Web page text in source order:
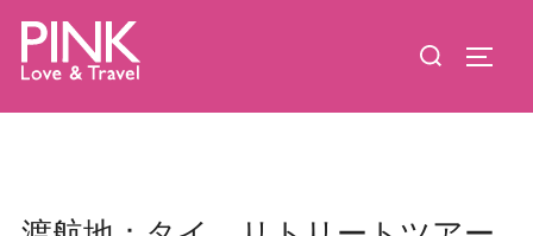
ン
検
対